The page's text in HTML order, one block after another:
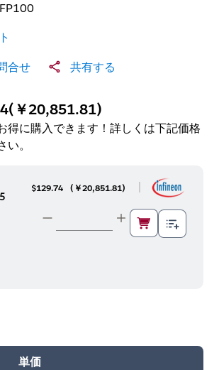
合せ 共有する
(￥20,851.81)
得に購入できます！詳しくは下記価格
。
$129.74 ( ￥20,851.81)
単価